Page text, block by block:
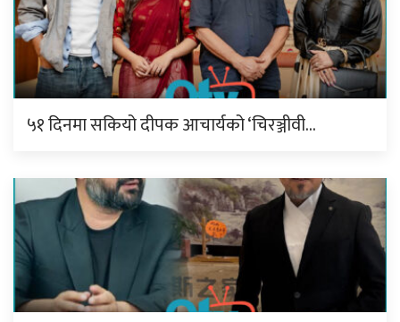
५१ दिनमा सकियो दीपक आचार्यको ‘चिरञ्जीवी…